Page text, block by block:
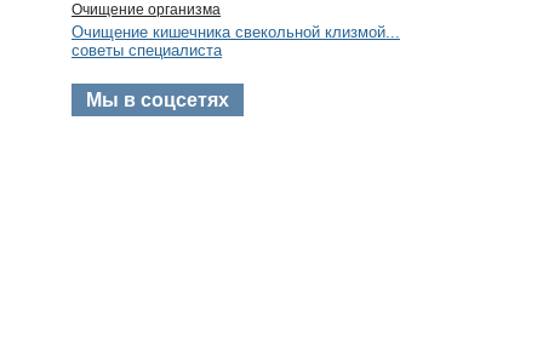
Очищение организма
Очищение кишечника свекольной клизмой...
советы специалиста
Мы в соцсетях